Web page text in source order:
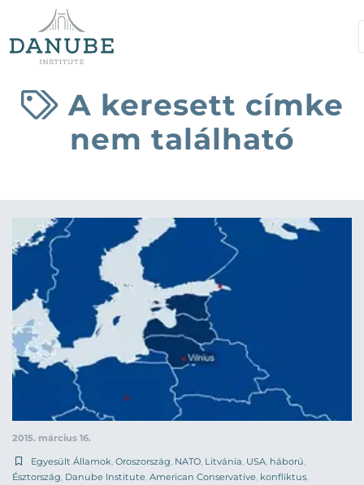
A keresett címke
nem található
2015. március 16.
Egyesült Államok Oroszország NATO Litvánia USA háború
Észtország Danube Institute American Conservative konfliktus